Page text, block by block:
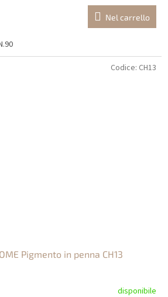
Nel carrello
Pigmento in penna CH13
disponibile
Codice: CH13